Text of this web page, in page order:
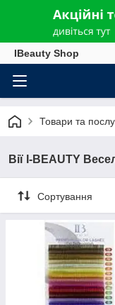
IBeauty Shop
Товари та
Вії I-BEAUTY
Сортування